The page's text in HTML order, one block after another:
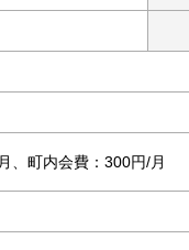
、町内会費：300円/月